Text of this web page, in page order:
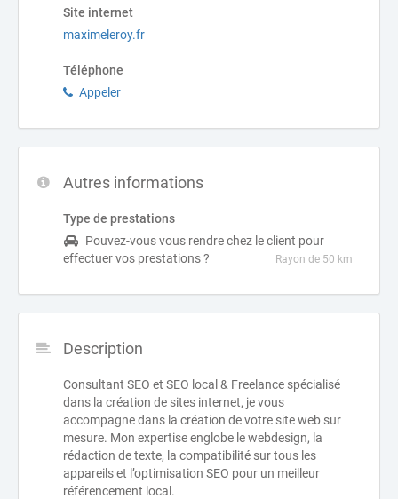
Site internet
maximeleroy.fr
Téléphone
Appeler
Autres informations
Type de prestations
Pouvez-vous vous rendre chez le client pour
effectuer vos prestations ?
Rayon de 50 km
Description
Consultant SEO et SEO local & Freelance spécialisé
dans la création de sites internet, je vous
accompagne dans la création de votre site web sur
mesure. Mon expertise englobe le webdesign, la
rédaction de texte, la compatibilité sur tous les
appareils et l’optimisation SEO pour un meilleur
référencement local.